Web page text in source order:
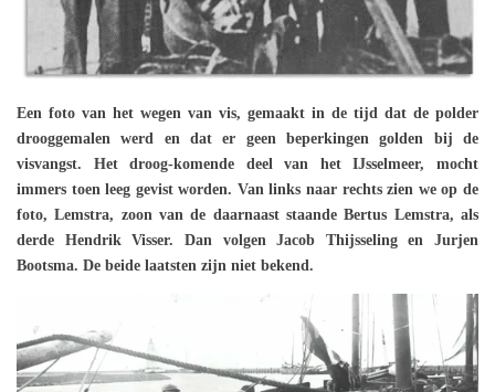
Een foto van het wegen van vis, gemaakt in de tijd dat de polder
drooggemalen werd en dat er geen beperkingen golden bij de
visvangst. Het droog-komende deel van het IJsselmeer, mocht
immers toen leeg gevist worden. Van links naar rechts zien we op de
foto, Lemstra, zoon van de daarnaast staande Bertus Lemstra, als
derde Hendrik Visser. Dan volgen Jacob Thijsseling en Jurjen
Bootsma. De beide laatsten zijn niet bekend.